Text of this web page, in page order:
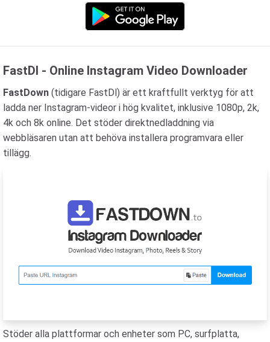
FastDl - Online Instagram Video Downloader
FastDown (tidigare FastDl) är ett kraftfullt verktyg för att
ladda ner Instagram-videor i hög kvalitet, inklusive 1080p, 2k,
4k och 8k online. Det stöder direktnedladdning via
webbläsaren utan att behöva installera programvara eller
tillägg.
Stöder alla plattformar och enheter som PC, surfplatta,